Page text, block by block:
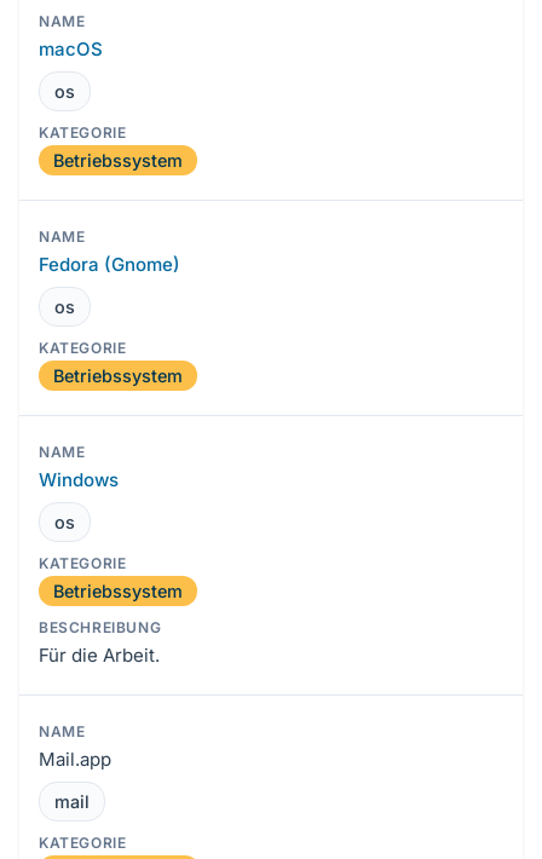
macOS
os
Betriebssystem
Fedora (Gnome)
os
Betriebssystem
Windows
os
Betriebssystem
Für die Arbeit.
Mail.app
mail